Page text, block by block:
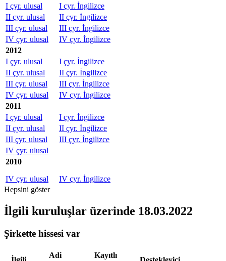
I çyr. ulusal
I çyr. İngilizce
II çyr. ulusal
II çyr. İngilizce
III çyr. ulusal
III çyr. İngilizce
IV çyr. ulusal
IV çyr. İngilizce
2012
I çyr. ulusal
I çyr. İngilizce
II çyr. ulusal
II çyr. İngilizce
III çyr. ulusal
III çyr. İngilizce
IV çyr. ulusal
IV çyr. İngilizce
2011
I çyr. ulusal
I çyr. İngilizce
II çyr. ulusal
II çyr. İngilizce
III çyr. ulusal
III çyr. İngilizce
IV çyr. ulusal
2010
IV çyr. ulusal
IV çyr. İngilizce
Hepsini göster
İlgili kuruluşlar üzerinde 18.03.2022
Şirkette hissesi var
Adi
Kayıtlı